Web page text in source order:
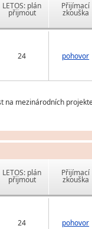
LETOS: plán
přijmout
Přijímací
zkouška
24 pohovor
na mezinárodních
LETOS: plán
přijmout
Přijímací
zkouška
24 pohovor